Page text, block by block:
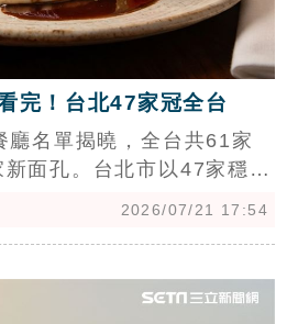
完！台北47家冠全台
廳名單揭曉，全台共61家
面孔。台北市以47家穩居
分析，高消費力客群與豪
發展的關鍵，如竹北高所
2026/07/21 17:54